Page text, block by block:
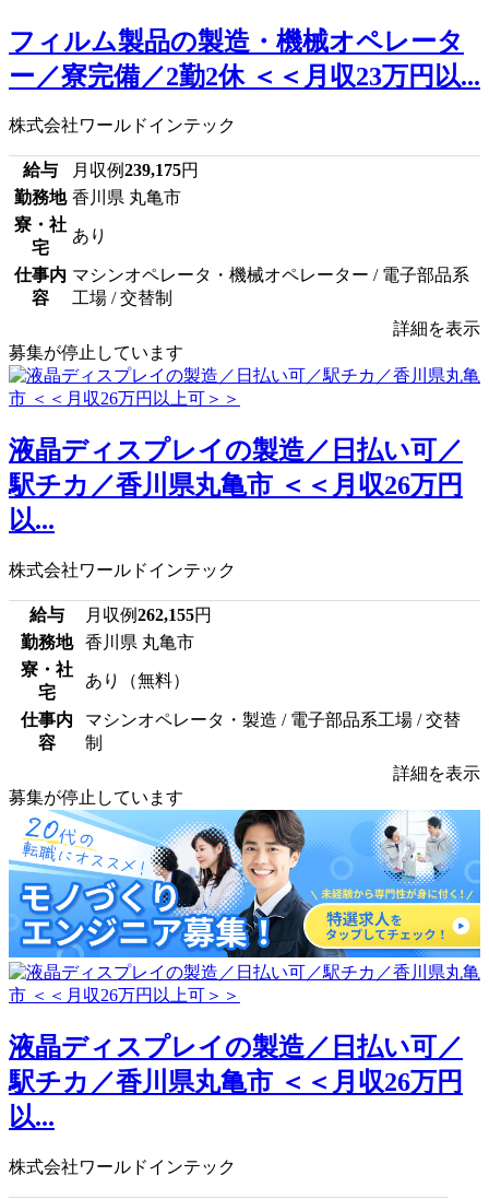
フィルム製品の製造・機械オペレータ
ー／寮完備／2勤2休 ＜＜月収23万円以...
株式会社ワールドインテック
給与 月収例239,175円
勤務地 香川県 丸亀市
寮・社
宅
あり
仕事内
容
マシンオペレータ・機械オペレーター / 電子部品系
工場 / 交替制
詳細を表示
募集が停止しています
液晶ディスプレイの製造／日払い可／
駅チカ／香川県丸亀市 ＜＜月収26万円
以...
株式会社ワールドインテック
給与 月収例262,155円
勤務地
香川県 丸亀市
寮・社
宅
あり（無料）
仕事内
容
マシンオペレータ・製造 / 電子部品系工場 / 交替
制
詳細を表示
募集が停止しています
液晶ディスプレイの製造／日払い可／
駅チカ／香川県丸亀市 ＜＜月収26万円
以...
株式会社ワールドインテック